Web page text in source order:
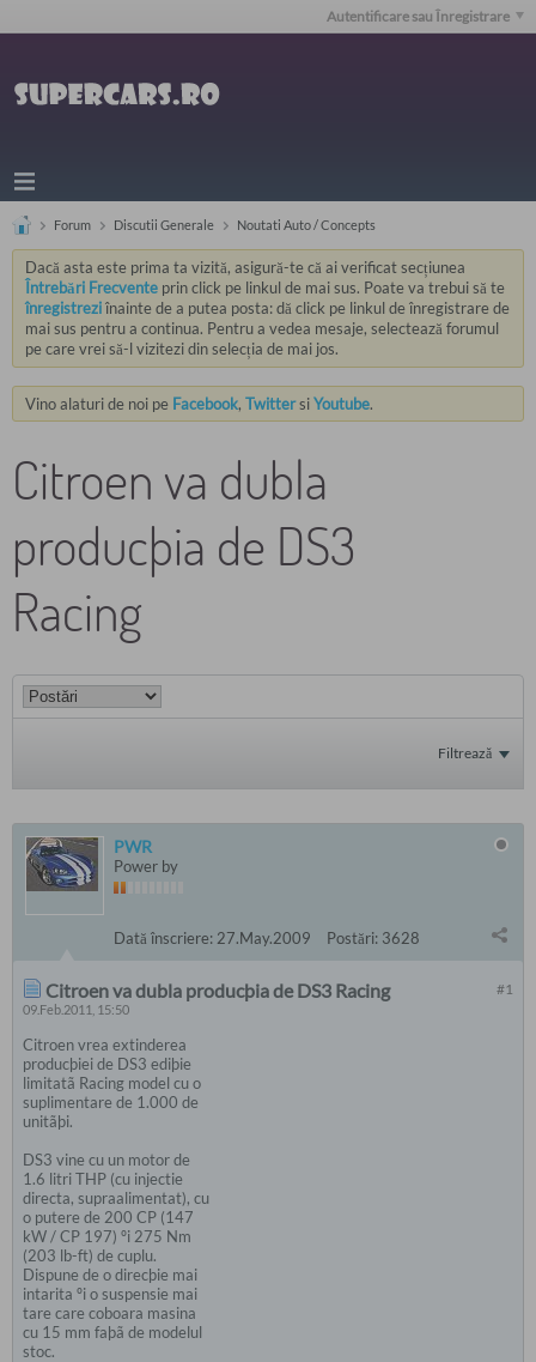
Autentificare sau Înregistrare
Forum Discutii Generale Noutati Auto / Concepts
Dacă asta este prima ta vizită, asigură-te că ai verificat secțiunea
Întrebări Frecvente prin click pe linkul de mai sus. Poate va trebui să te
înregistreziînainte de a putea posta: dă click pe linkul de înregistrare de
mai sus pentru a continua. Pentru a vedea mesaje, selectează forumul
pe care vrei să-l vizitezi din selecția de mai jos.
Vino alaturi de noi pe Facebook, TwittersiYoutube.
Citroen va dubla
producþia de DS3
Racing
Filtrează
PWR
Power by
Dată înscriere: 27.May.2009 Postări: 3628
#1
Citroen va dubla producþia de DS3 Racing
09.Feb.2011, 15:50
Citroen vrea extinderea
producþiei de DS3 ediþie
limitatã Racing model cu o
suplimentare de 1.000 de
unitãþi.
DS3 vine cu un motor de
1.6 litri THP (cu injectie
directa, supraalimentat), cu
o putere de 200 CP (147
kW / CP 197) ºi 275 Nm
(203 lb-ft) de cuplu.
Dispune de o direcþie mai
intarita ºi o suspensie mai
tare care coboara masina
cu 15 mm faþã de modelul
stoc.